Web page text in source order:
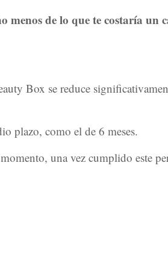
menos de lo que te costaría un
Box se reduce
plazo, como el de 6 meses.
una vez cumplido este